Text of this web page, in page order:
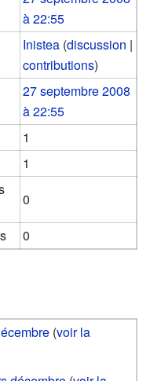
à 22:55
Inistea (discussion |
contributions)
27 septembre 2008
à 22:55
1
1
0
0
(voir la